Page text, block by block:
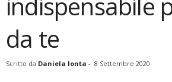
da te
Scritto da Daniela Ionta - 8 Settembre 2020